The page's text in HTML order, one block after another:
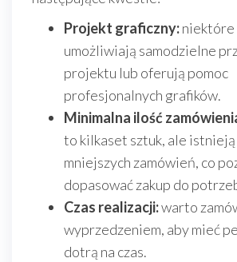
Projekt graficzny:niektóre
umożliwiają samodzielne
projektu lub oferują pomoc
profesjonalnych grafików.
Minimalna ilość
to kilkaset sztuk, ale
mniejszych zamówień, co
dopasować zakup do
Czas realizacji:warto
wyprzedzeniem, aby mieć
dotrą na czas.